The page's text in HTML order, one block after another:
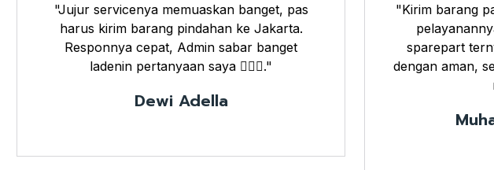
"Jujur servicenya memuaskan banget, pas
harus kirim barang pindahan ke Jakarta.
Responnya cepat, Admin sabar banget
ladenin pertanyaan saya 👌🏼🤗."
Dewi Adella
"Kirim barang
sparepart
dengan aman,